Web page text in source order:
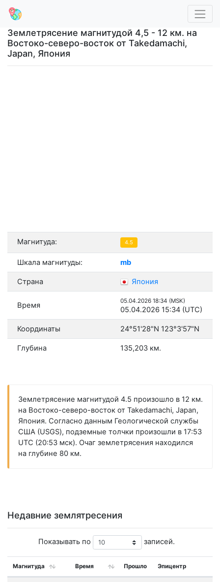
Землетрясение магнитудой 4,5 - 12 км. на
Востоко-северо-восток от Takedamachi,
Japan, Япония
Магнитуда: 4.5
Шкала магнитуды: mb
Страна Япония
Время 05.04.2026 18:34 (MSK)
05.04.2026 15:34 (UTC)
Координаты 24°51'28"N 123°3'57"N
Глубина 135,203 км.
Землетрясение магнитудой 4.5 произошло в 12 км.
на Востоко-северо-восток от Takedamachi, Japan,
Япония. Согласно данным Геологической службы
США (USGS), подземные толчки произошли в 17:53
UTC (20:53 мск). Очаг землетрясения находился
на глубине 80 км.
Недавние землятресения
Показывать по записей.
Магнитуда Время Прошло Эпицентр